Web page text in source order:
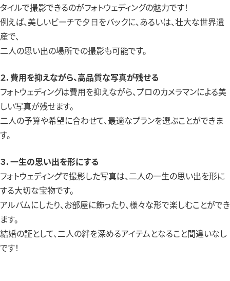
タイルで撮影できるのがフォトウェディングの魅力です！
例えば、美しいビーチで夕日をバックに、あるいは、壮大な世界遺
産で、
二人の思い出の場所での撮影も可能です。
２．費用を抑えながら、高品質な写真が残せる
フォトウェディングは費用を抑えながら、プロのカメラマンによる美
しい写真が残せます。
二人の予算や希望に合わせて、最適なプランを選ぶことができま
す。
３．一生の思い出を形にする
フォトウェディングで撮影した写真は、二人の一生の思い出を形に
する大切な宝物です。
アルバムにしたり、お部屋に飾ったり、様々な形で楽しむことができ
ます。
結婚の証として、二人の絆を深めるアイテムとなること間違いなし
です！